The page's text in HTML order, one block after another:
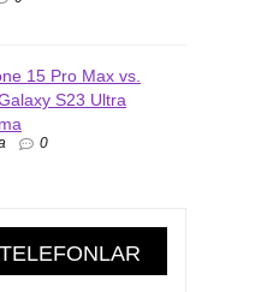
15 Pro Max vs.
S23 Ultra
0